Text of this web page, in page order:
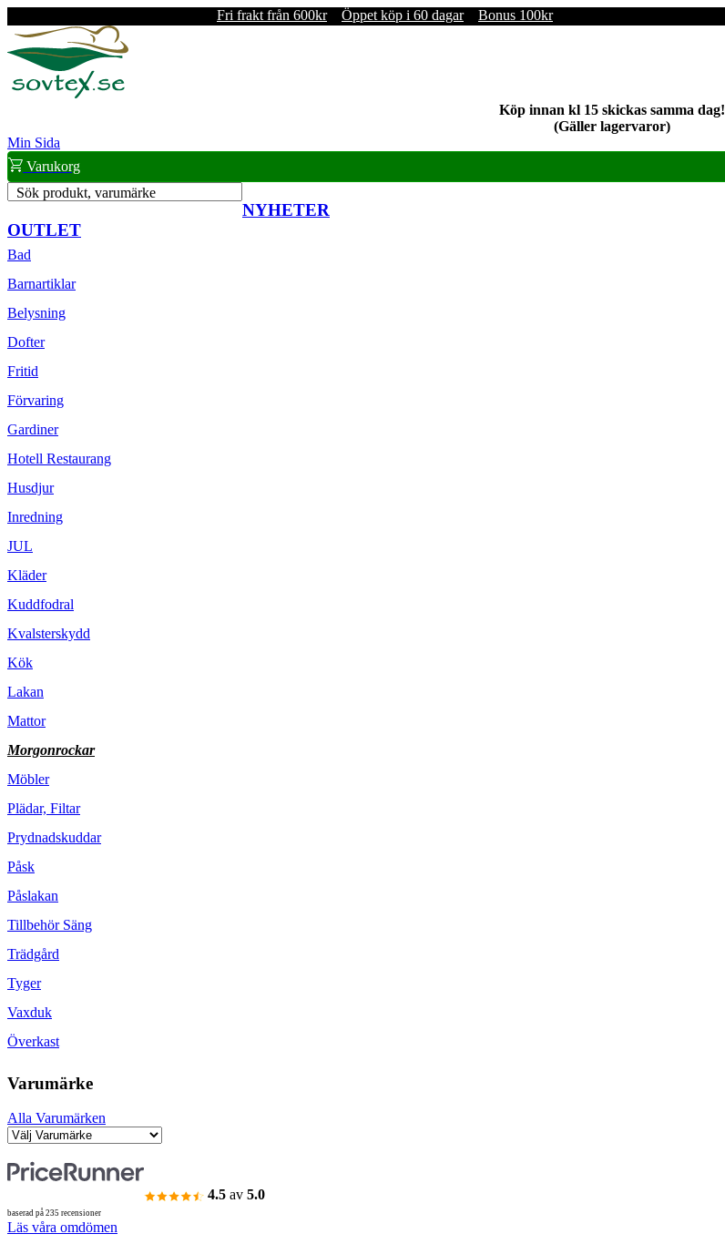
Fri frakt från 600kr Öppet köp i 60 dagar Bonus 100kr
Köp innan kl 15 skickas samma dag!
(Gäller lagervaror)
Min Sida
Varukorg
Sök produkt, varumärke
NYHETER
OUTLET
Bad
Barnartiklar
Belysning
Dofter
Fritid
Förvaring
Gardiner
Hotell Restaurang
Husdjur
Inredning
JUL
Kläder
Kuddfodral
Kvalsterskydd
Kök
Lakan
Mattor
Morgonrockar
Möbler
Plädar, Filtar
Prydnadskuddar
Påsk
Påslakan
Tillbehör Säng
Trädgård
Tyger
Vaxduk
Överkast
Varumärke
Alla Varumärken
4.5 av 5.0
baserad på 235 recensioner
Läs våra omdömen